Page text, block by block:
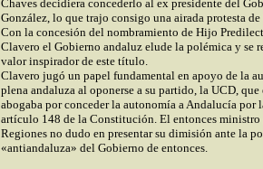
Chaves decidiera concederlo al ex presidente del
González, lo que trajo consigo una airada protesta
Con la concesión del nombramiento de Hijo
Clavero el Gobierno andaluz elude la polémica y se
valor inspirador de este título.
Clavero jugó un papel fundamental en apoyo de la
plena andaluza al oponerse a su partido, la UCD, que
abogaba por conceder la autonomía a Andalucía por
artículo 148 de la Constitución. El entonces ministro
Regiones no dudo en presentar su dimisión ante la
«antiandaluza» del Gobierno de entonces.